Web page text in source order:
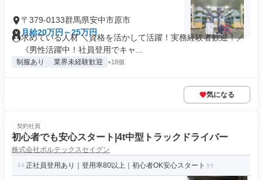
〒379-0133群馬県安中市原市
月給20万円～25万円
求めている人材 ＼資格を活かして活躍！実務経験者歓迎！／
《男性活躍中！社員登用でキャ...
制服あり 業界未経験歓迎 +18個
気になる
契約社員
初心者でも安心スタート|4t中型トラックドライバー
株式会社ボルテックスセイグン
正社員登用あり｜登用率80以上｜初心者OK安心スタート